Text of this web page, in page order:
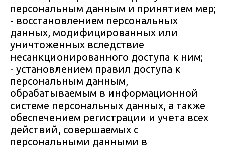
персональным данным и принятием мер;
- восстановлением персональных
данных, модифицированных или
уничтоженных вследствие
несанкционированного доступа к ним;
- установлением правил доступа к
персональным данным,
обрабатываемым в информационной
системе персональных данных, а также
обеспечением регистрации и учета всех
действий, совершаемых с
персональными данными в